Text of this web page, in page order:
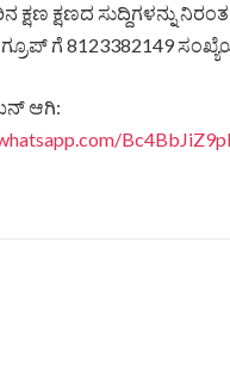
ಕ್ಷಣ ಕ್ಷಣದ ಸುದ್ದಿಗಳನ್ನು
ಗೆ 8123382149
ಆಗಿ: